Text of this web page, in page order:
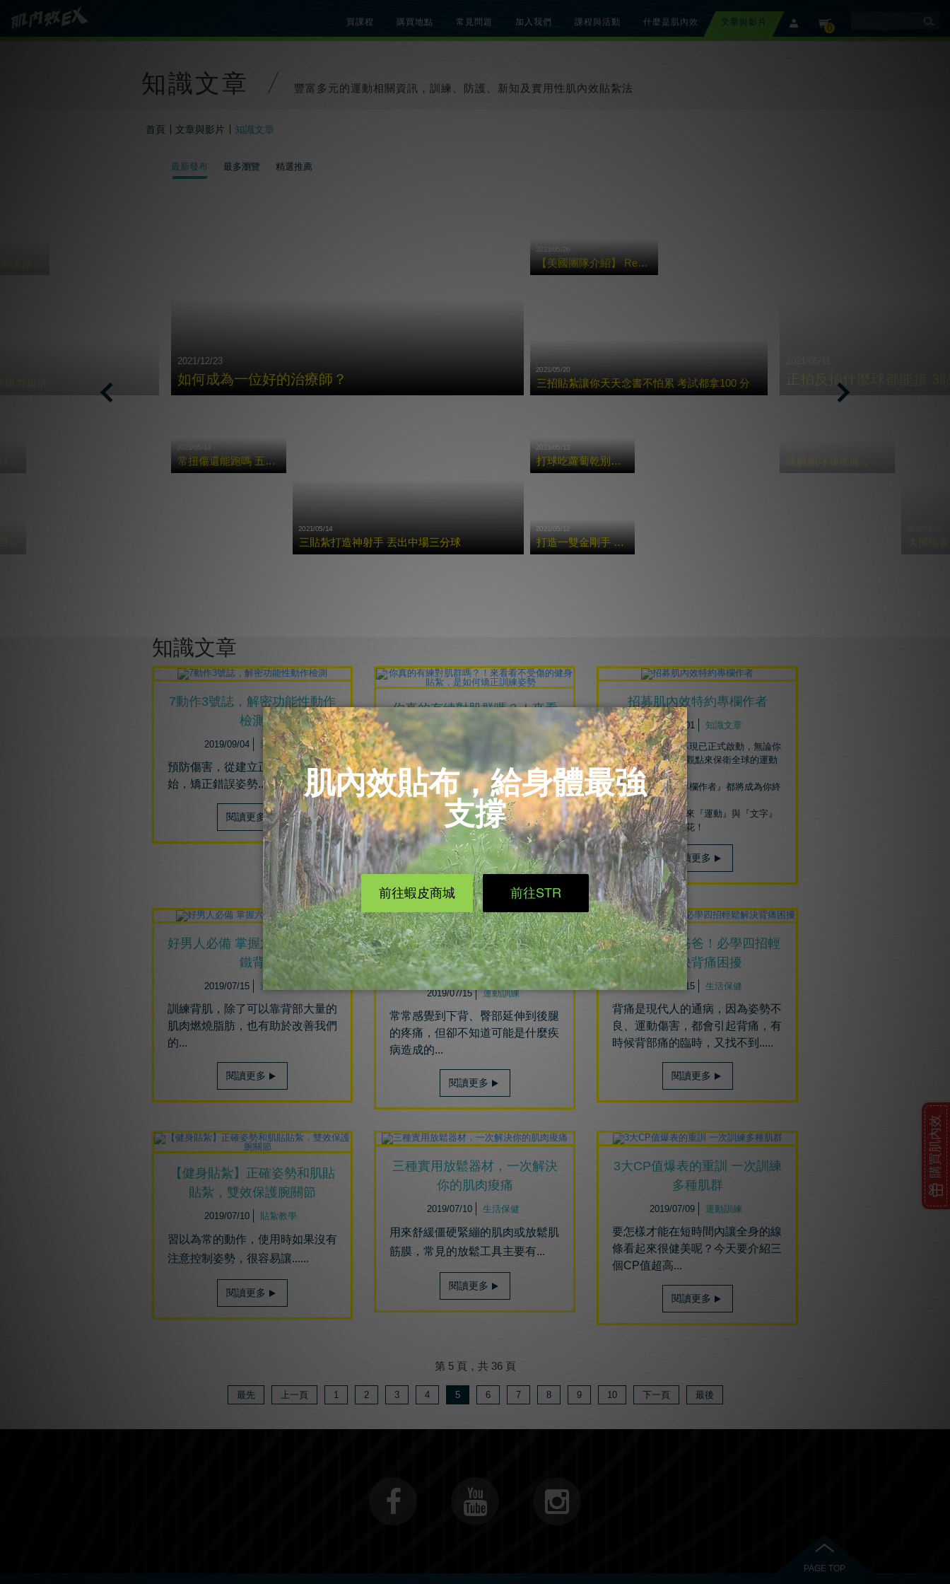
cart 0
member
買課程 購買地點 常見問題 加入我們
課程與活動
什麼是肌內效
文章與影片
知識文章 豐富多元的運動相關資訊，訓練、防護、新知及實用性肌內效貼紮法
首頁 文章與影片 知識文章
最新發布 最多瀏覽 精選推薦
2021/12/23
如何成為⼀位好的治療師？
2021/05/26
【美國團隊介紹】 Rebound Athletic 運動復健訓練中心
2021/05/20
三招貼紮讓你天天念書不怕累 考試都拿100 分
常扭傷還能跑嗎 五招腳踝保養術讓你享受奔馳快感
2021/05/14
三貼紮打造神射手 丟出中場三分球
2021/05/13
打球吃蘿蔔乾別硬撐 三招貼紮避免二度傷害
2021/05/12
打造一雙金剛手 每局Strike沒問題
正拍反拍什麼球都能接 3
知識文章
7動作3號誌，解密功能性動作
檢測
2019/09/04 運動訓練
預防傷害，從建立正確的觀念開
始，矯正錯誤姿勢......
閱讀更多
你真的有練對肌群嗎？！來看
看不受傷的健身貼紮，是如何
2019/08/20 健身貼紮
近年來健身風氣日漸盛行，為了預
防練出傷害，正確的觀念及姿勢便
十分重要......
閱讀更多
招募肌內效特約專欄作者
2019/08/01
知識文章
肌內效EX作者招募現已正式啟動，無論你
想要怎樣用自己的觀點來保衛全球的運動
人，
『加入肌內效EX專欄作者』都將成為你終
身難忘的經歷！
而我們也期待在未來『運動』與『文字』
能碰撞出更多的火花！
閱讀更多
好男人必備 掌握六式打造完美
鐵背
2019/07/15 運動訓練
訓練背肌，除了可以靠背部大量的
肌肉燃燒脂肪，也有助於改善我們
的...
閱讀更多
自主訓練必讀！3大規劃步
驟，有感提升運動成效
2019/07/15 運動訓練
常常感覺到下背、臀部延伸到後腿
的疼痛，但卻不知道可能是什麼疾
病造成的...
閱讀更多
在背後支持爸爸！必學四招輕
鬆解決背痛困擾
2019/07/15 生活保健
背痛是現代人的通病，因為姿勢不
良、運動傷害，都會引起背痛，有
時候背部痛的臨時，又找不到.....
閱讀更多
【健身貼紮】正確姿勢和肌貼
貼紮，雙效保護腕關節
2019/07/10 貼紮教學
習以為常的動作，使用時如果沒有
注意控制姿勢，很容易讓......
閱讀更多
三種實用放鬆器材，一次解決
你的肌肉痠痛
2019/07/10 生活保健
用來舒緩僵硬緊繃的肌肉或放鬆肌
筋膜，常見的放鬆工具主要有...
閱讀更多
3大CP值爆表的重訓 一次訓練
多種肌群
2019/07/09 運動訓練
要怎樣才能在短時間內讓全身的線
條看起來很健美呢？今天要介紹三
個CP值超高...
閱讀更多
第 5 頁，共 36 頁
最先 上一頁 1 2 3 4 5 6 7 8 9 10 下一頁 最後
PAGE TOP
購買肌內效